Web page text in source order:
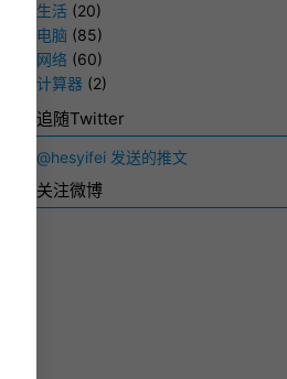
生活 (20)
电脑 (85)
网络 (60)
计算器 (2)
追随Twitter
@hesyifei 发送的推文
关注微博